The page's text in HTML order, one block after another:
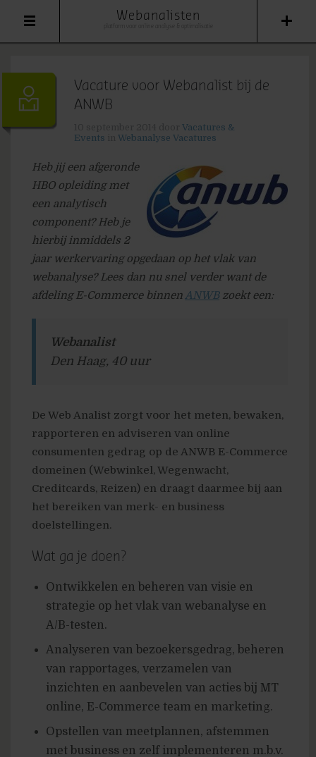
Webanalisten
Vacature voor Webanalist bij de
ANWB
Vacatures &
Events
Webanalyse Vacatures
Heb jij een afgeronde
HBO opleiding met
een analytisch
component? Heb je
hierbij inmiddels 2
jaar werkervaring opgedaan op het vlak van
webanalyse? Lees dan nu snel verder want de
afdeling E-Commerce binnenANWBzoekt een:
Webanalist
Den Haag, 40 uur
De Web Analist zorgt voor het meten, bewaken,
rapporteren en adviseren van online
consumenten gedrag op de ANWB E-Commerce
domeinen (Webwinkel, Wegenwacht,
Creditcards, Reizen) en draagt daarmee bij aan
het bereiken van merk- en business
doelstellingen.
Wat ga je doen?
Ontwikkelen en beheren van visie en
strategie op het vlak van webanalyse en
A/B-testen.
Analyseren van bezoekersgedrag, beheren
van rapportages, verzamelen van
inzichten en aanbevelen van acties bij MT
online, E-Commerce team en marketing.
Opstellen van meetplannen, afstemmen
met business en zelf implementeren m.b.v.